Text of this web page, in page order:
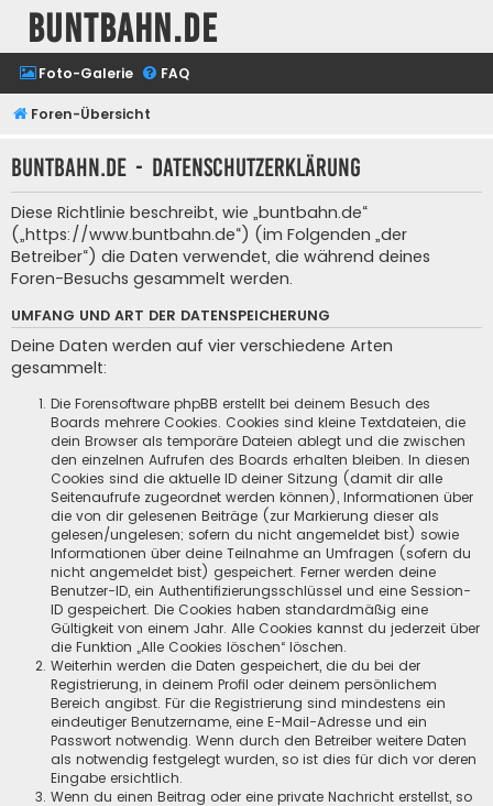
buntbahn.de
Foto-Galerie FAQ
Foren-Übersicht
buntbahn.de - Datenschutzerklärung
Diese Richtlinie beschreibt, wie „buntbahn.de“
(„https://www.buntbahn.de“) (im Folgenden „der
Betreiber“) die Daten verwendet, die während deines
Foren-Besuchs gesammelt werden.
UMFANG UND ART DER DATENSPEICHERUNG
Deine Daten werden auf vier verschiedene Arten
gesammelt:
Die Forensoftware phpBB erstellt bei deinem Besuch des
Boards mehrere Cookies. Cookies sind kleine Textdateien, die
dein Browser als temporäre Dateien ablegt und die zwischen
den einzelnen Aufrufen des Boards erhalten bleiben. In diesen
Cookies sind die aktuelle ID deiner Sitzung (damit dir alle
Seitenaufrufe zugeordnet werden können), Informationen über
die von dir gelesenen Beiträge (zur Markierung dieser als
gelesen/ungelesen; sofern du nicht angemeldet bist) sowie
Informationen über deine Teilnahme an Umfragen (sofern du
nicht angemeldet bist) gespeichert. Ferner werden deine
Benutzer-ID, ein Authentifizierungsschlüssel und eine Session-
ID gespeichert. Die Cookies haben standardmäßig eine
Gültigkeit von einem Jahr. Alle Cookies kannst du jederzeit über
die Funktion „Alle Cookies löschen“ löschen.
Weiterhin werden die Daten gespeichert, die du bei der
Registrierung, in deinem Profil oder deinem persönlichem
Bereich angibst. Für die Registrierung sind mindestens ein
eindeutiger Benutzername, eine E-Mail-Adresse und ein
Passwort notwendig. Wenn durch den Betreiber weitere Daten
als notwendig festgelegt wurden, so ist dies für dich vor deren
Eingabe ersichtlich.
Wenn du einen Beitrag oder eine private Nachricht erstellst, so